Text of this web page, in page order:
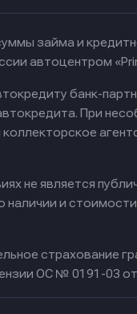
займа и
автоцентром
банк-
При
не является
и стоимости
страхование
ОС № 0191-03 от